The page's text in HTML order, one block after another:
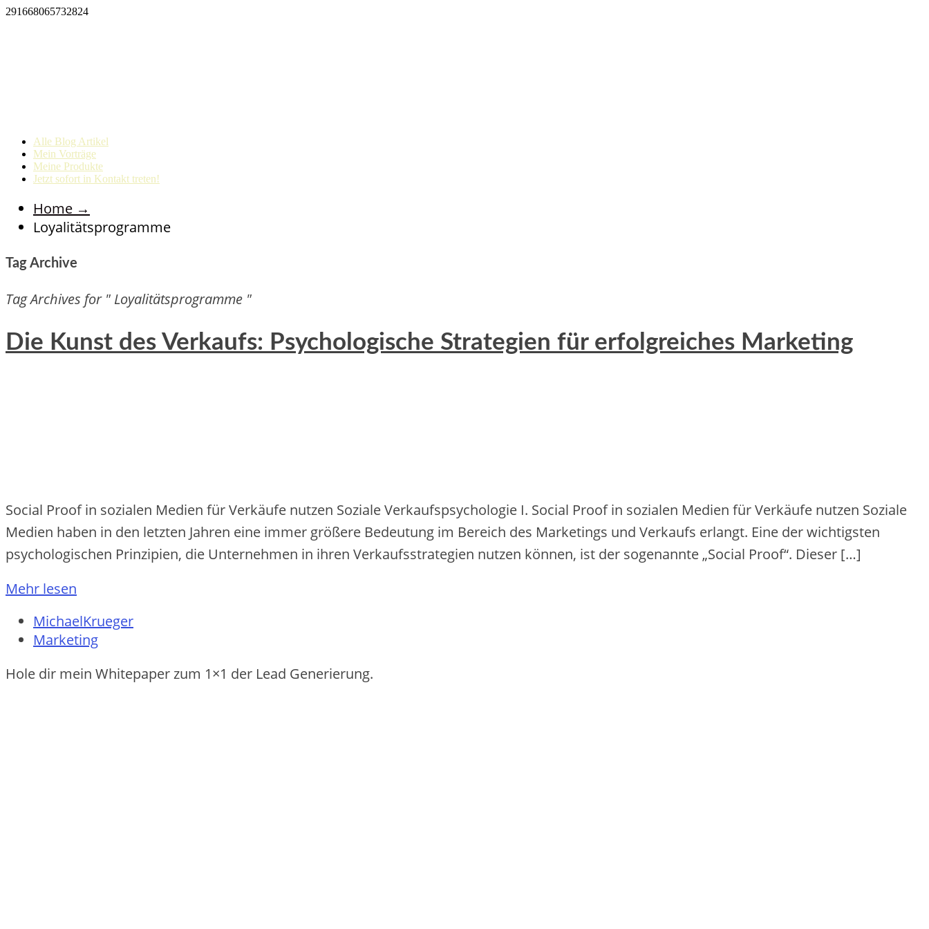
291668065732824
Alle Blog Artikel
Mein Vorträge
Meine Produkte
Jetzt sofort in Kontakt treten!
Home →
Loyalitätsprogramme
Tag Archive
Tag Archives for " Loyalitätsprogramme "
Die Kunst des Verkaufs: Psychologische Strategien für erfolgreiches Marketing
Social Proof in sozialen Medien für Verkäufe nutzen Soziale Verkaufspsychologie I. Social Proof in sozialen Medien für Verkäufe nutzen Soziale
Medien haben in den letzten Jahren eine immer größere Bedeutung im Bereich des Marketings und Verkaufs erlangt. Eine der wichtigsten
psychologischen Prinzipien, die Unternehmen in ihren Verkaufsstrategien nutzen können, ist der sogenannte „Social Proof“. Dieser […]
Mehr lesen
MichaelKrueger
Marketing
Hole dir mein Whitepaper zum 1×1 der Lead Generierung.